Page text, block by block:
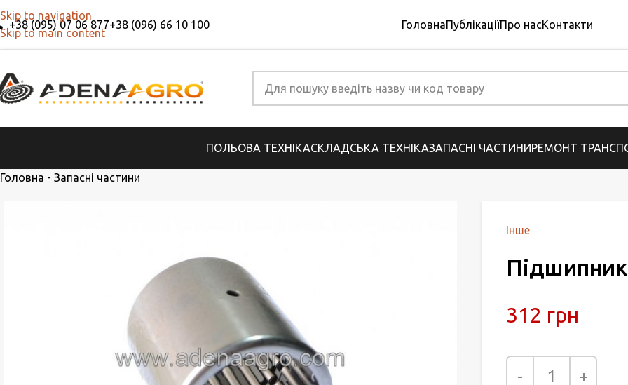
Skip to navigation
Skip to main content
+38 (095) 07 06 877+38 (096) 66 10 100 ГоловнаПублікаціїПро насКонтакти
ПОЛЬОВА ТЕХНІКАСКЛАДСЬКА ТЕХНІКАЗАПАСНІ ЧАСТИНИРЕМОНТ
Головна - Запасні частини
Інше
312 грн